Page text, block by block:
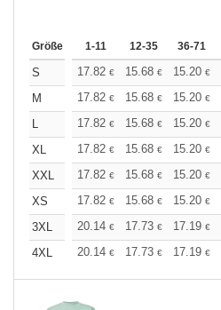
Größe 1-11 12-35 36-71
S 17.82 € 15.68 € 15.20 €
M
17.82 € 15.68 € 15.20 €
L
17.82 € 15.68 € 15.20 €
XL
17.82 € 15.68 € 15.20 €
XXL
17.82 € 15.68 € 15.20 €
XS
17.82 € 15.68 € 15.20 €
3XL
20.14 € 17.73 € 17.19 €
4XL
20.14 € 17.73 € 17.19 €